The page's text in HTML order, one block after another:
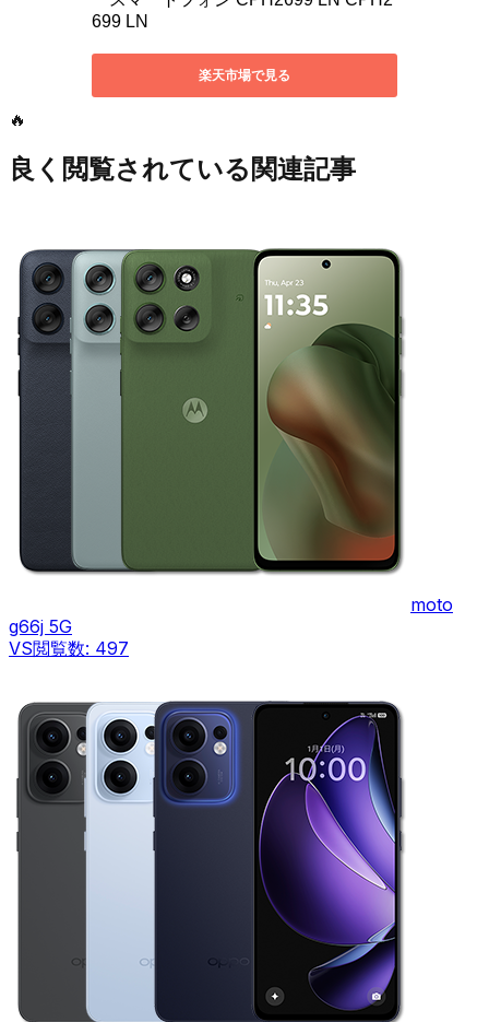
🔥
良く閲覧されている関連記事
moto
g66j 5G
VS閲覧数: 497